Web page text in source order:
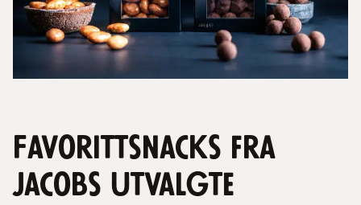
Favorittsnacks fra
Jacobs Utvalgte